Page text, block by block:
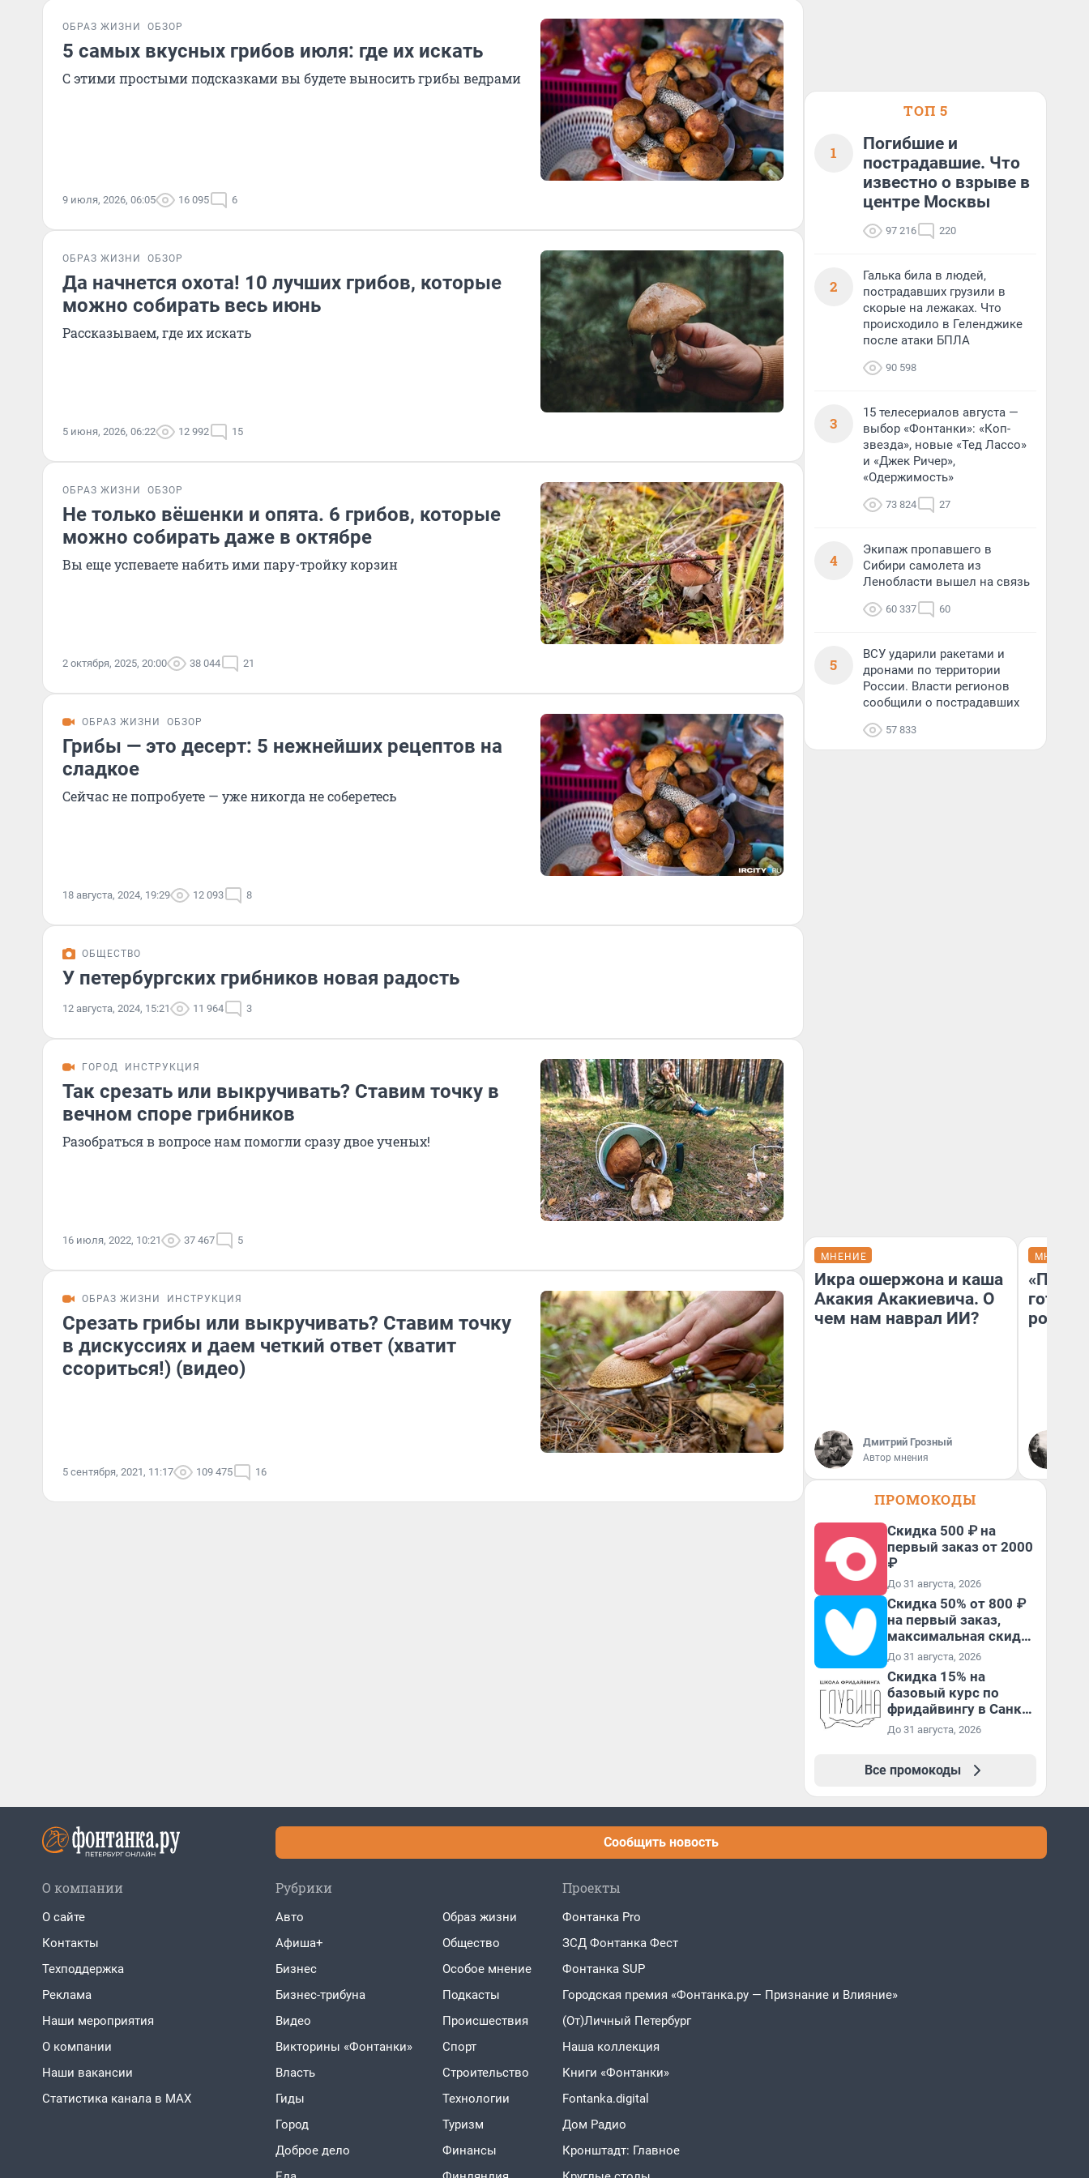
ОБРАЗ ЖИЗНИ ОБЗОР
5 самых вкусных грибов июля: где их искать
С этими простыми подсказками вы будете выносить грибы ведрами
9 июля, 2026, 06:05 16 095 6
ОБРАЗ ЖИЗНИ ОБЗОР
Да начнется охота! 10 лучших грибов, которые
можно собирать весь июнь
Рассказываем, где их искать
5 июня, 2026, 06:22 12 992 15
ОБРАЗ ЖИЗНИ ОБЗОР
Не только вёшенки и опята. 6 грибов, которые
можно собирать даже в октябре
Вы еще успеваете набить ими пару-тройку корзин
2 октября, 2025, 20:00 38 044 21
ОБРАЗ ЖИЗНИ ОБЗОР
Грибы — это десерт: 5 нежнейших рецептов на
сладкое
Сейчас не попробуете — уже никогда не соберетесь
18 августа, 2024, 19:29 12 093 8
ОБЩЕСТВО
У петербургских грибников новая радость
12 августа, 2024, 15:21 11 964 3
ГОРОД ИНСТРУКЦИЯ
Так срезать или выкручивать? Ставим точку в
вечном споре грибников
Разобраться в вопросе нам помогли сразу двое ученых!
16 июля, 2022, 10:21 37 467 5
ОБРАЗ ЖИЗНИ ИНСТРУКЦИЯ
Срезать грибы или выкручивать? Ставим точку
в дискуссиях и даем четкий ответ (хватит
ссориться!) (видео)
5 сентября, 2021, 11:17 109 475 16
ТОП 5
1
Погибшие и
пострадавшие. Что
известно о взрыве в
центре Москвы
97 216 220
2
Галька била в людей,
пострадавших грузили в
скорые на лежаках. Что
происходило в Геленджике
после атаки БПЛА
90 598
3
15 телесериалов августа —
выбор «Фонтанки»: «Коп-
звезда», новые «Тед Лассо»
и «Джек Ричер»,
«Одержимость»
73 824 27
4
Экипаж пропавшего в
Сибири самолета из
Ленобласти вышел на связь
60 337 60
5
ВСУ ударили ракетами и
дронами по территории
России. Власти регионов
сообщили о пострадавших
57 833
МНЕНИЕ
Икра ошержона и каша
Акакия Акакиевича. О
чем нам наврал ИИ?
Дмитрий Грозный
Автор мнения
МНЕНИЕ
готов
ПРОМОКОДЫ
Скидка 500 ₽ на
первый заказ от 2000
₽
До 31 августа, 2026
Скидка 50% от 800 ₽
на первый заказ,
максимальная скидка
600 ₽
До 31 августа, 2026
Скидка 15% на
базовый курс по
фридайвингу в Санкт-
Петербурге
До 31 августа, 2026
Все промокоды
Сообщить новость
О компании
О сайте
Контакты
Техподдержка
Реклама
Наши мероприятия
О компании
Наши вакансии
Статистика канала в MAX
Рубрики
Авто
Афиша+
Бизнес
Бизнес-трибуна
Видео
Викторины «Фонтанки»
Власть
Гиды
Город
Доброе дело
Образ жизни
Общество
Особое мнение
Подкасты
Проиcшествия
Спорт
Строительство
Технологии
Туризм
Финансы
Проекты
Фонтанка Pro
ЗСД Фонтанка Фест
Фонтанка SUP
Городская премия «Фонтанка.ру — Признание и Влияние»
(От)Личный Петербург
Наша коллекция
Книги «Фонтанки»
Fontanka.digital
Дом Радио
Кронштадт: Главное